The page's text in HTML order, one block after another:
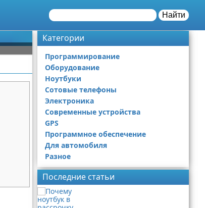
Найти
Категории
Программирование
Оборудование
Ноутбуки
Сотовые телефоны
Электроника
Современные устройства
GPS
Программное обеспечение
Для автомобиля
Разное
Последние статьи